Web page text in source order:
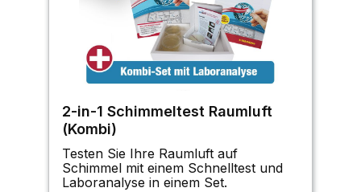
2-in-1 Schimmeltest Raumluft
(Kombi)
Testen Sie Ihre Raumluft auf
Schimmel mit einem Schnelltest und
Laboranalyse in einem Set.